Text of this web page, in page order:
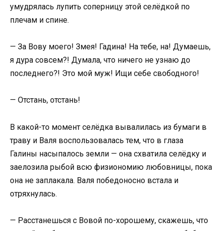
умудрялась лупить соперницу этой селёдкой по
плечам и спине.
— За Вову моего! Змея! Гадина! На тебе, на! Думаешь,
я дура совсем?! Думала, что ничего не узнаю до
последнего?! Это мой муж! Ищи себе свободного!
— Отстань, отстань!
В какой-то момент селёдка вывалилась из бумаги в
траву и Валя воспользовалась тем, что в глаза
Галины насыпалось земли — она схватила селёдку и
заелозила рыбой всю физиономию любовницы, пока
она не заплакала. Валя победоносно встала и
отряхнулась.
— Расстанешься с Вовой по-хорошему, скажешь, что